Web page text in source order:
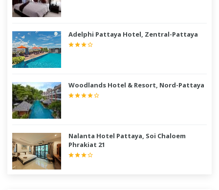
Adelphi Pattaya Hotel, Zentral-Pattaya
Woodlands Hotel & Resort, Nord-Pattaya
Nalanta Hotel Pattaya, Soi Chaloem
Phrakiat 21